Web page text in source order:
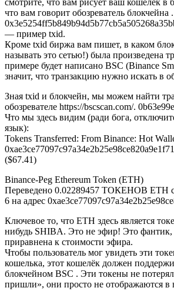
что вам говорит обозреватель блокчейна .
— пример txid.
Кроме txid биржа вам пишет, в каком
называть это сетью!) была произведена
примере будет написано BSC (Binance
значит, что транзакцию нужно искать в
Зная txid и блокчейн, мы можем найти
обозревателе https://bscscan.com/.
Что мы здесь видим (ради бога,
язык):
Tokens Transferred: From Binance: Hot
($67.41)
Binance-Peg Ethereum Token (ETH)
Переведено 0.02289457 ТОКЕНОВ ETH
6 на адрес
Ключевое то, что ETH здесь является
нибудь SHIBA. Это не эфир! Это фантик,
приравнена к стоимости эфира.
Чтобы пользователь мог увидеть эти
кошелька, этот кошелёк должен
блокчейном BSC . Эти токены не
пришли», они просто не отображаются в